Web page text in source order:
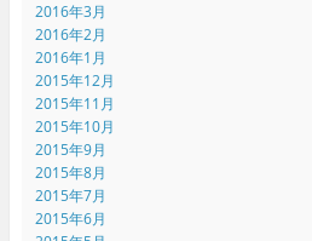
2016年3月
2016年2月
2016年1月
2015年12月
2015年11月
2015年10月
2015年9月
2015年8月
2015年7月
2015年6月